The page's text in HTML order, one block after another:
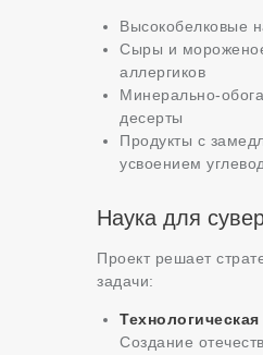
Высокобелковые
Сыры и
аллергиков
Минерально-
десерты
Продукты с
усвоением
Наука для
Проект решает
задачи:
Создание